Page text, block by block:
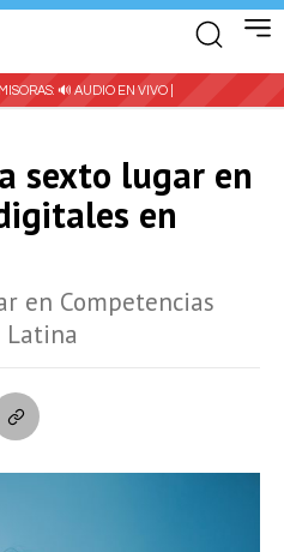
🔊 AUDIO EN VIVO |
sexto lugar en
en
en Competencias
Latina